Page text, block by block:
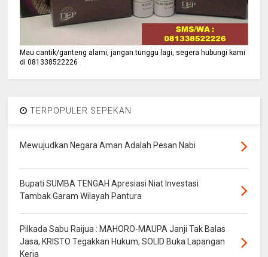
Mau cantik/ganteng alami, jangan tunggu lagi, segera hubungi kami
di 081338522226
TERPOPULER SEPEKAN
Mewujudkan Negara Aman Adalah Pesan Nabi
Bupati SUMBA TENGAH Apresiasi Niat Investasi
Tambak Garam Wilayah Pantura
Pilkada Sabu Raijua : MAHORO-MAUPA Janji Tak Balas
Jasa, KRISTO Tegakkan Hukum, SOLID Buka Lapangan
Kerja